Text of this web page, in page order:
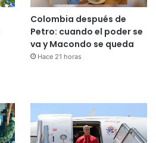
Colombia después de
Petro: cuando el poder se
va y Macondo se queda
Hace 21 horas